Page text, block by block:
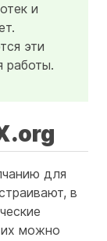
и
эти
работы.
для
в
их можно